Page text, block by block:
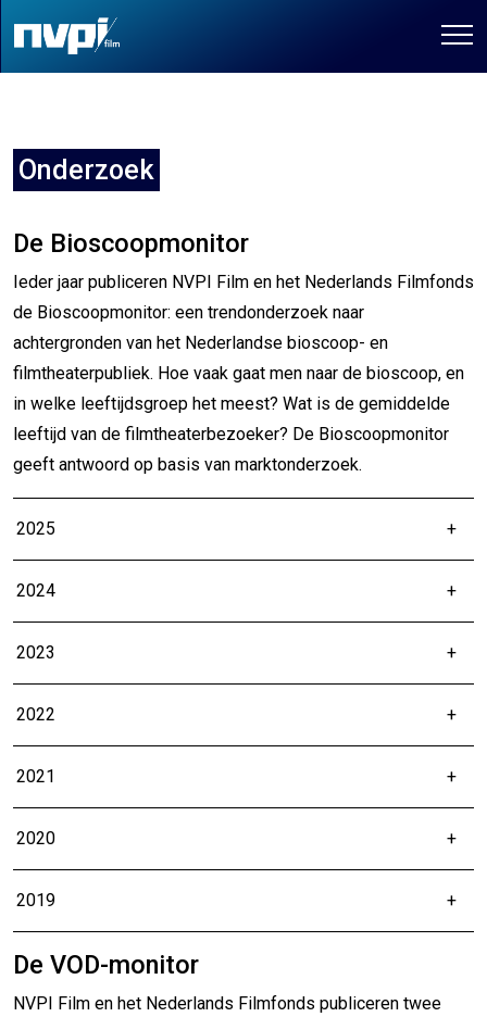
Onderzoek
De Bioscoopmonitor
Ieder jaar publiceren NVPI Film en het Nederlands Filmfonds
de Bioscoopmonitor: een trendonderzoek naar
achtergronden van het Nederlandse bioscoop- en
filmtheaterpubliek. Hoe vaak gaat men naar de bioscoop, en
in welke leeftijdsgroep het meest? Wat is de gemiddelde
leeftijd van de filmtheaterbezoeker? De Bioscoopmonitor
geeft antwoord op basis van marktonderzoek.
2025
2024
2023
2022
2021
2020
2019
De VOD-monitor
NVPI Film en het Nederlands Filmfonds publiceren twee